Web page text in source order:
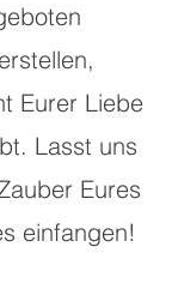
Eurer Liebe
Lasst uns
Eures
einfangen!